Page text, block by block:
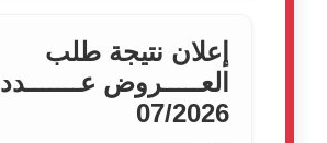
إعلان نتيجة طلب
العـــــروض عـــــــدد
07/2026